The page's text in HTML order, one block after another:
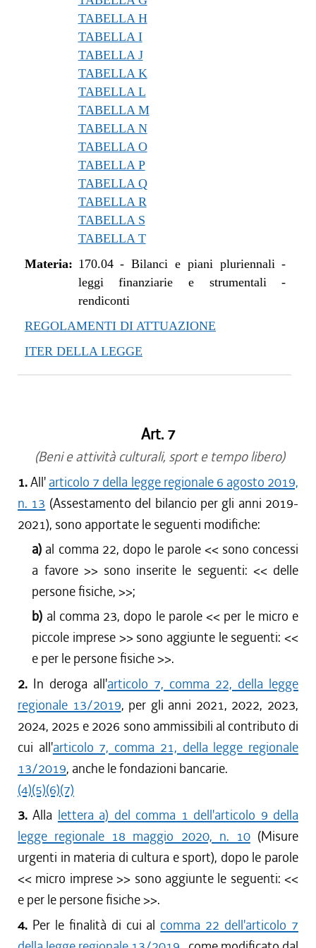
TABELLA H
TABELLA I
TABELLA J
TABELLA K
TABELLA L
TABELLA M
TABELLA N
TABELLA O
TABELLA P
TABELLA Q
TABELLA R
TABELLA S
TABELLA T
Materia: 170.04-Bilanci e piani pluriennali -
leggi finanziarie e strumentali -
rendiconti
REGOLAMENTI DI ATTUAZIONE
ITER DELLA LEGGE
Art. 7
(Beni e attività culturali, sport e tempo libero)
1.All' articolo 7 della legge regionale 6 agosto 2019,
n. 13 (Assestamento del bilancio per gli anni 2019-
2021), sono apportate le seguenti modifiche:
a) al comma 22, dopo le parole << sono concessi
a favore>> sono inserite le seguenti: << delle
persone fisiche, >>;
b) al comma 23, dopo le parole << per le micro e
piccole imprese >> sono aggiunte le seguenti: <<
e per le persone fisiche>>.
2. In deroga all'articolo 7, comma 22, della legge
regionale 13/2019, per gli anni 2021, 2022, 2023,
2024, 2025 e 2026 sono ammissibili al contributo di
cui all'articolo 7, comma 21, della legge regionale
13/2019, anche le fondazioni bancarie.
(4)(5)(6)(7)
3.Alla lettera a) del comma 1 dell'articolo 9 della
legge regionale 18 maggio 2020, n. 10(Misure
urgenti in materia di cultura e sport), dopo le parole
<< micro imprese>> sono aggiunte le seguenti: <<
e per le persone fisiche>>.
4. Per le finalità di cui al comma 22 dell'articolo 7